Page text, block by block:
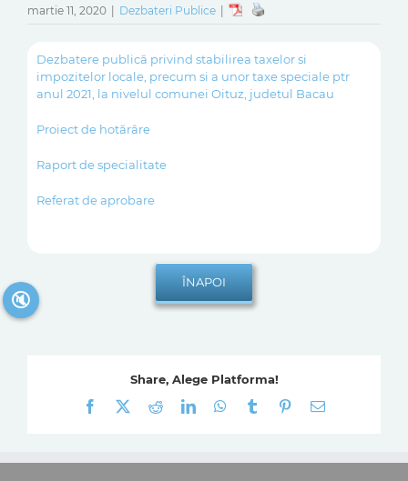
martie 11, 2020 Dezbateri Publice
Dezbatere publică privind stabilirea taxelor si
impozitelor locale, precum si a unor taxe speciale ptr
anul 2021, la nivelul comunei Oituz, judetul Bacau
Proiect de hotărâre
Raport de specialitate
Referat de aprobare
Share, Alege Platforma!
Facebook
RedditLinkedInWhatsApp
Tumblr Pinterest
E-
🔇